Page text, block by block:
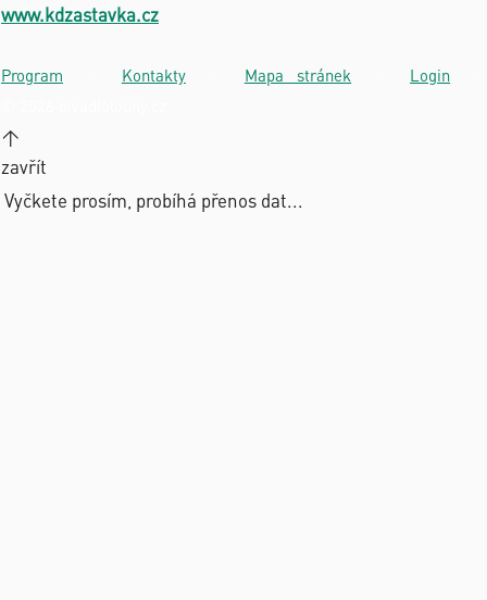
www.kdzastavka.cz
Program Kontakty· Mapa stránek Login
↑
zavřít
Vyčkete prosím, probíhá přenos dat...